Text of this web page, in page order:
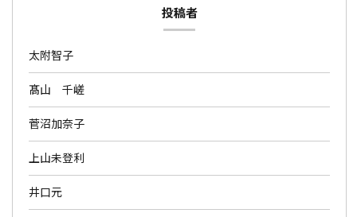
投稿者
太附智子
髙山 千嵯
菅沼加奈子
上山未登利
井口元